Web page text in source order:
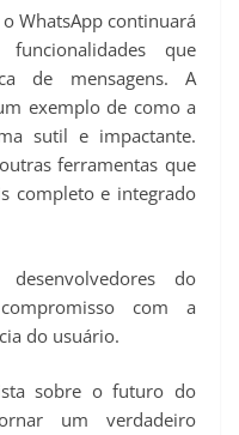
WhatsApp continuará
que
de mensagens. A
exemplo de como a
sutil e impactante.
ferramentas que
completo e integrado
do
com a
do usuário.
sobre o futuro do
um verdadeiro